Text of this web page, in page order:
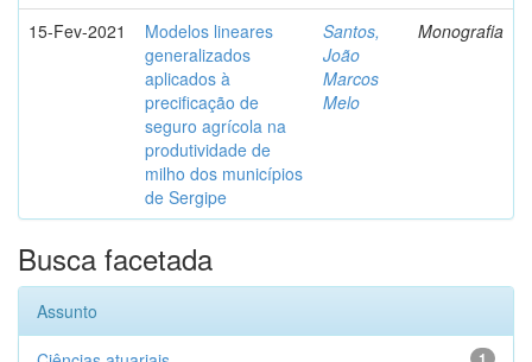
15-Fev-2021
Modelos lineares
generalizados
aplicados à
precificação de
seguro agrícola na
produtividade de
milho dos municípios
de Sergipe
Santos,
João
Marcos
Melo
Monografia
Busca facetada
Assunto